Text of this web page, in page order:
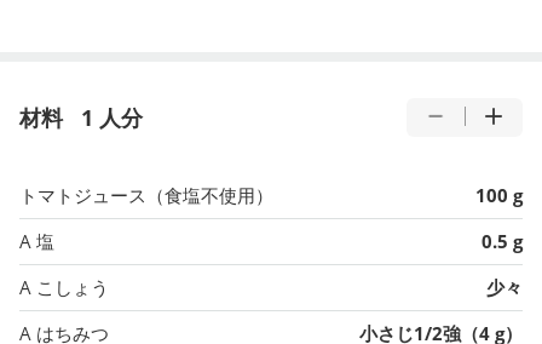
材料 1 人分
トマトジュース（食塩不使用）
100 g
A 塩
0.5 g
A こしょう
少々
A はちみつ
小さじ1/2強（4 g）